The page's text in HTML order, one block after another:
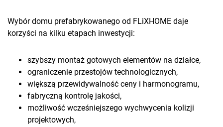
Wybór domu prefabrykowanego od FLiXHOME daje
korzyści na kilku etapach inwestycji:
szybszy montaż gotowych elementów na działce,
ograniczenie przestojów technologicznych,
większą przewidywalność ceny i harmonogramu,
fabryczną kontrolę jakości,
możliwość wcześniejszego wychwycenia kolizji
projektowych,